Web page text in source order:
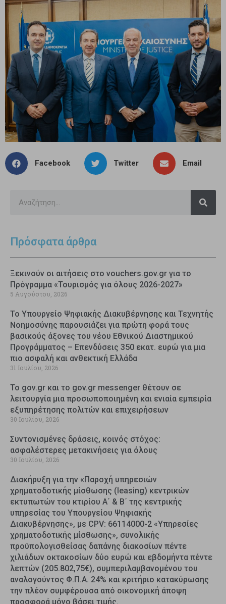
Facebook Twitter Email
Πρόσφατα άρθρα
Ξεκινούν οι αιτήσεις στο vouchers.gov.gr για το
Πρόγραμμα «Τουρισμός για όλους 2026-2027»
5 Αυγούστου, 2026
Το Υπουργείο Ψηφιακής Διακυβέρνησης και Τεχνητής
Νοημοσύνης παρουσιάζει για πρώτη φορά τους
βασικούς άξονες του νέου Εθνικού Διαστημικού
Προγράμματος – Επενδύσεις 350 εκατ. ευρώ για μια
πιο ασφαλή και ανθεκτική Ελλάδα
31 Ιουλίου, 2026
Το gov.gr και το gov.gr messenger θέτουν σε
λειτουργία μια προσωποποιημένη και ενιαία εμπειρία
εξυπηρέτησης πολιτών και επιχειρήσεων
30 Ιουλίου, 2026
Συντονισμένες δράσεις, κοινός στόχος:
ασφαλέστερες μετακινήσεις για όλους
30 Ιουλίου, 2026
Διακήρυξη για την «Παροχή υπηρεσιών
χρηματοδοτικής μίσθωσης (leasing) κεντρικών
εκτυπωτών του κτιρίου Α΄ & Β΄ της κεντρικής
υπηρεσίας του Υπουργείου Ψηφιακής
Διακυβέρνησης», με CPV: 66114000-2 «Υπηρεσίες
χρηματοδοτικής μίσθωσης», συνολικής
προϋπολογισθείσας δαπάνης διακοσίων πέντε
χιλιάδων οκτακοσίων δύο ευρώ και εβδομήντα πέντε
λεπτών (205.802,75€), συμπεριλαμβανομένου του
αναλογούντος Φ.Π.Α. 24% και κριτήριο κατακύρωσης
την πλέον συμφέρουσα από οικονομική άποψη
προσφορά μόνο βάσει τιμής.